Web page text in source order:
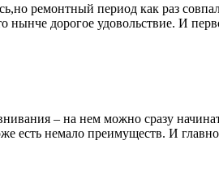
ремонтный период как раз
дорогое удовольствие. И
– на нем можно сразу
есть немало преимуществ. И